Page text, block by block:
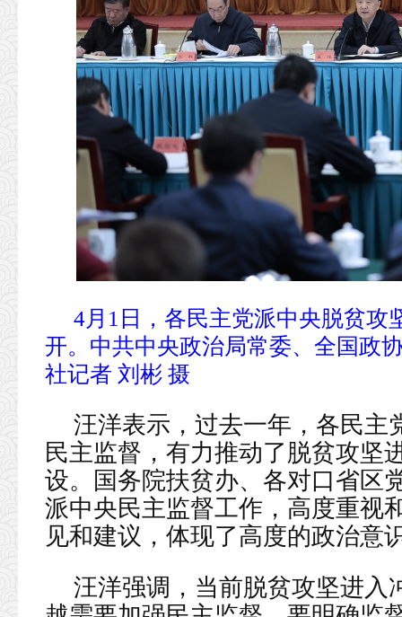
4月1日，各民主党派中央脱贫攻
开。中共中央政治局常委、全国政
社记者 刘彬 摄
汪洋表示，过去一年，各民主
民主监督，有力推动了脱贫攻坚
设。国务院扶贫办、各对口省区
派中央民主监督工作，高度重视
见和建议，体现了高度的政治意
汪洋强调，当前脱贫攻坚进入